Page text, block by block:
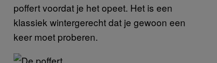
poffert voordat je het opeet. Het is een
klassiek wintergerecht dat je gewoon een
keer moet proberen.